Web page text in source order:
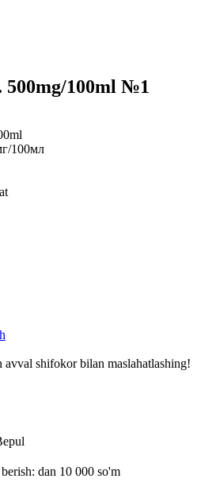
100ml №1
100мл
shifokor bilan maslahatlashing!
dan 10 000 so'm